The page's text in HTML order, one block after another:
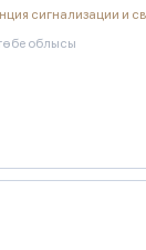
сигнализации и
облысы